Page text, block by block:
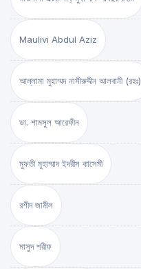
Maulivi Abdul Aziz
আল্লামা মুহাম্মদ নাসীরুদ্দীন আলবানী (রহঃ)
ডা. শামসুল আরেফীন
মুফতী মুহাম্মাদ ইদরীস কাসেমী
রশীদ জামীল
মাসুদ শরীফ